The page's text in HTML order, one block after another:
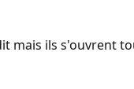
mais ils s'ouvrent